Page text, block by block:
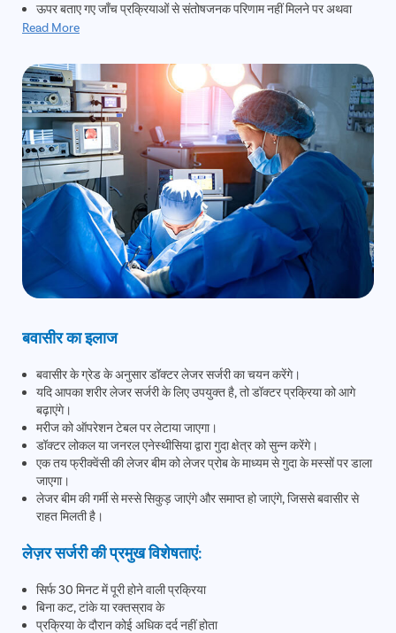
ऊपर बताए गए जाँच प्रक्रियाओं से संतोषजनक परिणाम नहीं मिलने पर अथवा
डॉक्टर को गुदा क्षेत्र में किसी गंभीर बीमारी की आशंका होने पर कोलोनोस्कोपी या
मस्से के ग्रेड का भी जायजा करते हैं और ग्रेड के अनुसार पाइल्स को खत्म करने के
लिए लेजर या किसी अन्य उपचार का चयन करते हैं।
Read More
बवासीर का इलाज
बवासीर के ग्रेड के अनुसार डॉक्टर लेजर सर्जरी का चयन करेंगे।
यदि आपका शरीर लेजर सर्जरी के लिए उपयुक्त है, तो डॉक्टर प्रक्रिया को आगे
बढ़ाएंगे।
मरीज को ऑपरेशन टेबल पर लेटाया जाएगा।
डॉक्टर लोकल या जनरल एनेस्थीसिया द्वारा गुदा क्षेत्र को सुन्न करेंगे।
एक तय फ्रीक्वेंसी की लेजर बीम को लेजर प्रोब के माध्यम से गुदा के मस्सों पर डाला
जाएगा।
लेजर बीम की गर्मी से मस्से सिकुड़ जाएंगे और समाप्त हो जाएंगे, जिससे बवासीर से
राहत मिलती है।
लेज़र सर्जरी की प्रमुख विशेषताएं:
सिर्फ 30 मिनट में पूरी होने वाली प्रक्रिया
बिना कट, टांके या रक्तस्राव के
प्रक्रिया के दौरान कोई अधिक दर्द नहीं होता